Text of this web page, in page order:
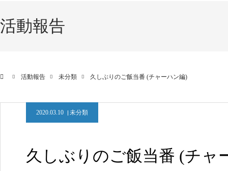
活動報告
活動報告 未分類 久しぶりのご飯当番 (チャーハン編)
2020.03.10 未分類
久しぶりのご飯当番 (チャ